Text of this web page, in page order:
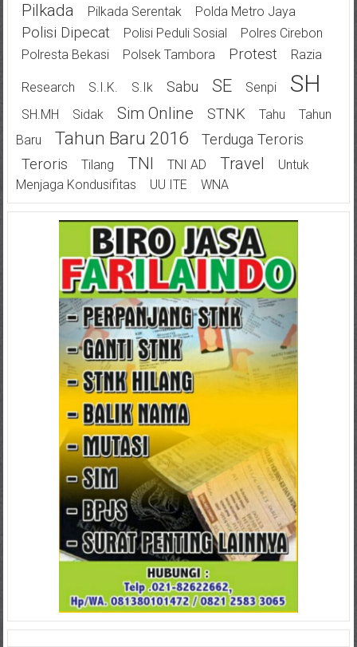
Pilkada Pilkada Serentak Polda Metro Jaya
Polisi Dipecat Polisi Peduli Sosial
Polres Cirebon
Polresta Bekasi
Polsek Tambora Protest Razia
Research S.I.K. S.Ik Sabu SE Senpi SH
SH.MH Sidak Sim Online STNK Tahu
Tahun
Baru
Tahun Baru 2016
Terduga Teroris
Teroris
Tilang TNI TNI AD Travel
Untuk
Menjaga Kondusifitas
UU ITE WNA